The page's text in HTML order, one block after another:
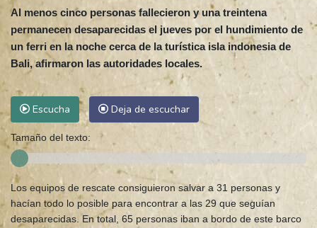
Al menos cinco personas fallecieron y una treintena
permanecen desaparecidas el jueves por el hundimiento de
un ferri en la noche cerca de la turística isla indonesia de
Bali, afirmaron las autoridades locales.
Escucha Deja de escuchar
Tamaño del texto:
Los equipos de rescate consiguieron salvar a 31 personas y
hacían todo lo posible para encontrar a las 29 que seguían
desaparecidas. En total, 65 personas iban a bordo de este barco